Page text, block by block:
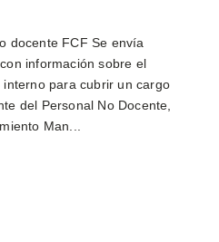
docente FCF Se envía
información sobre el
para cubrir un cargo
del Personal No Docente,
Man...